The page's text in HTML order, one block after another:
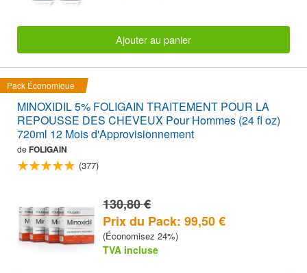
Ajouter au panier
Pack Économique
MINOXIDIL 5% FOLIGAIN TRAITEMENT POUR LA
REPOUSSE DES CHEVEUX Pour Hommes (24 fl oz)
720ml 12 Mois d'Approvisionnement
de FOLIGAIN
(377)
130,80 €
Prix du Pack: 99,50 €
(Économisez 24%)
TVA incluse